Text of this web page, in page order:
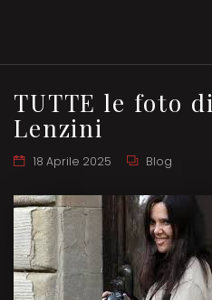
TUTTE le foto
Lenzini
18 Aprile 2025 Blog